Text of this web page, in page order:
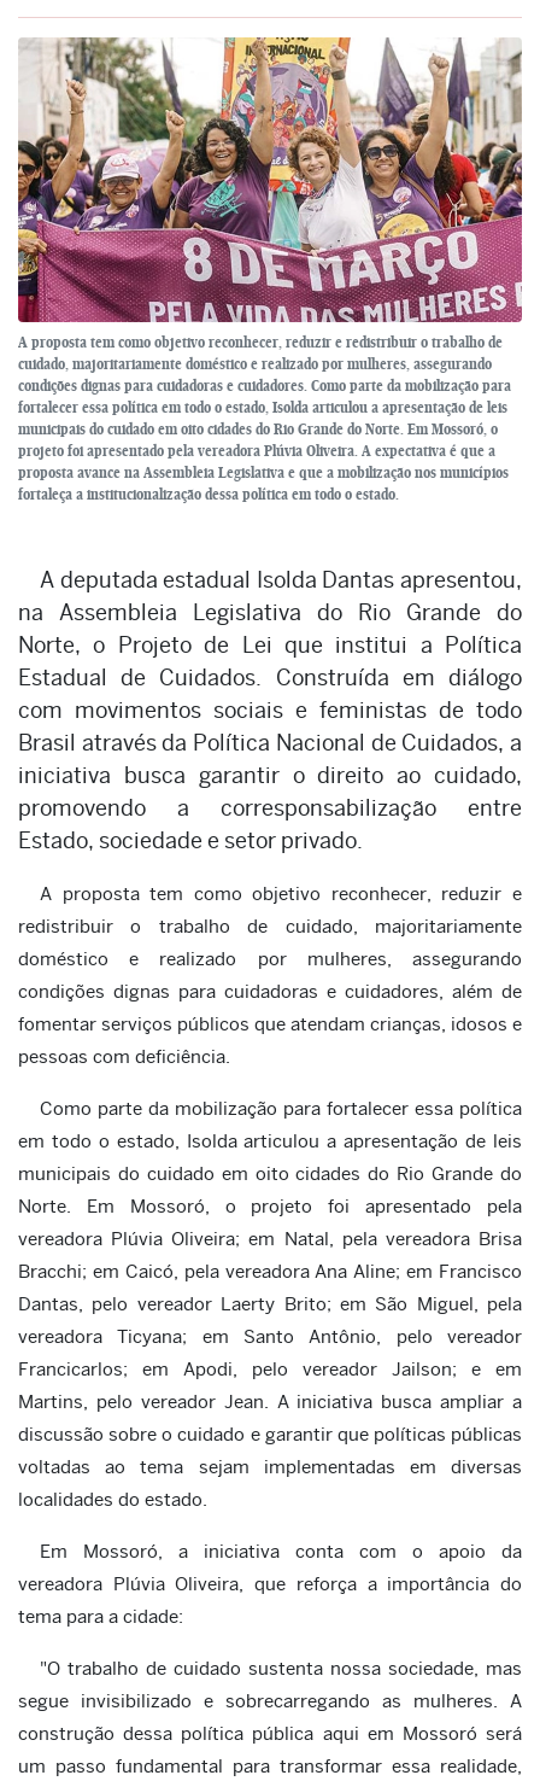
A proposta tem como objetivo reconhecer, reduzir e redistribuir o trabalho de
cuidado, majoritariamente doméstico e realizado por mulheres, assegurando
condições dignas para cuidadoras e cuidadores. Como parte da mobilização para
fortalecer essa política em todo o estado, Isolda articulou a apresentação de leis
municipais do cuidado em oito cidades do Rio Grande do Norte. Em Mossoró, o
projeto foi apresentado pela vereadora Plúvia Oliveira. A expectativa é que a
proposta avance na Assembleia Legislativa e que a mobilização nos municípios
fortaleça a institucionalização dessa política em todo o estado.
A deputada estadual Isolda Dantas apresentou,
na Assembleia Legislativa do Rio Grande do
Norte, o Projeto de Lei que institui a Política
Estadual de Cuidados. Construída em diálogo
com movimentos sociais e feministas de todo
Brasil através da Política Nacional de Cuidados, a
iniciativa busca garantir o direito ao cuidado,
promovendo a corresponsabilização entre
Estado, sociedade e setor privado.
A proposta tem como objetivo reconhecer, reduzir e
redistribuir o trabalho de cuidado, majoritariamente
doméstico e realizado por mulheres, assegurando
condições dignas para cuidadoras e cuidadores, além de
fomentar serviços públicos que atendam crianças, idosos e
pessoas com deficiência.
Como parte da mobilização para fortalecer essa política
em todo o estado, Isolda articulou a apresentação de leis
municipais do cuidado em oito cidades do Rio Grande do
Norte. Em Mossoró, o projeto foi apresentado pela
vereadora Plúvia Oliveira; em Natal, pela vereadora Brisa
Bracchi; em Caicó, pela vereadora Ana Aline; em Francisco
Dantas, pelo vereador Laerty Brito; em São Miguel, pela
vereadora Ticyana; em Santo Antônio, pelo vereador
Francicarlos; em Apodi, pelo vereador Jailson; e em
Martins, pelo vereador Jean. A iniciativa busca ampliar a
discussão sobre o cuidado e garantir que políticas públicas
voltadas ao tema sejam implementadas em diversas
localidades do estado.
Em Mossoró, a iniciativa conta com o apoio da
vereadora Plúvia Oliveira, que reforça a importância do
tema para a cidade:
"O trabalho de cuidado sustenta nossa sociedade, mas
segue invisibilizado e sobrecarregando as mulheres. A
construção dessa política pública aqui em Mossoró será
um passo fundamental para transformar essa realidade,